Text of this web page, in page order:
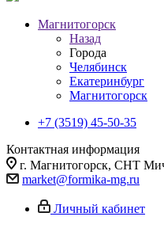
Магнитогорск
Назад
Города
Челябинск
Екатеринбург
Магнитогорск
+7 (3519) 45-50-35
Контактная информация
г. Магнитогорск, СНТ
market@formika-mg.ru
Личный кабинет